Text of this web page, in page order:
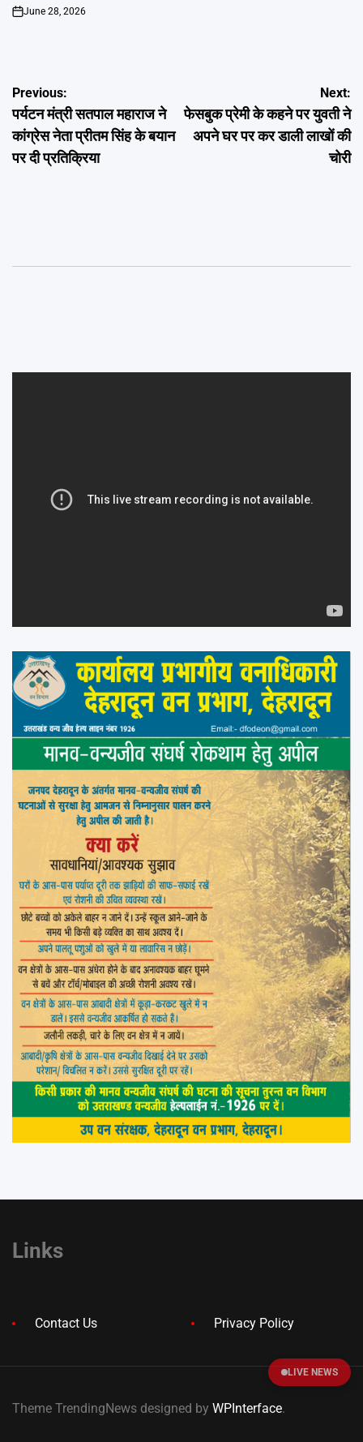
on
June 28, 2026
Post
navigation
Previous:
पर्यटन मंत्री सतपाल महाराज ने
कांग्रेस नेता प्रीतम सिंह के बयान
पर दी प्रतिक्रिया
Next:
फेसबुक प्रेमी के कहने पर युवती ने
अपने घर पर कर डाली लाखों की
चोरी
Links
Contact Us Privacy Policy
Theme TrendingNews designed by WPInterface.
LIVE NEWS